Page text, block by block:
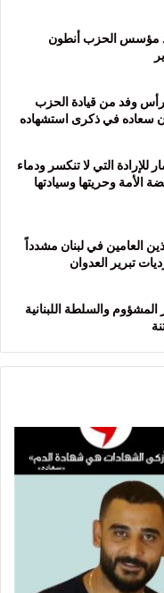
مؤسس الحزب أنطون
وفد من قيادة الحزب
سعاده في ذكرى استشهاده
عيد الانتصار للإرادة التي لا تنكسر ودماء
وحريتها وسيادتها
العامين في لبنان مشدداً
تبرير العدوان
“اتفاق الاطار” نسخة عن 17 أيار المشؤوم والسلطة اللبنانية